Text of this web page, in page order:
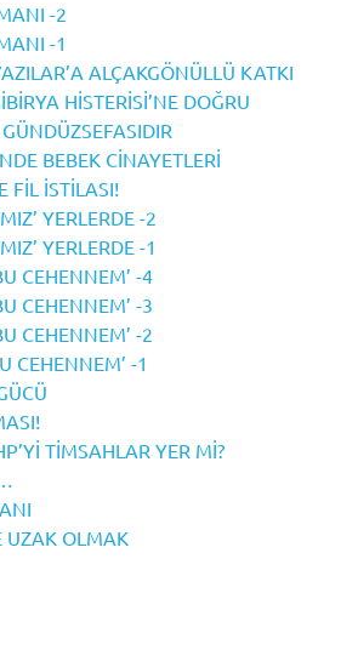
-2
-1
ALÇAKGÖNÜLLÜ KATKI
HİSTERİSİ’NE DOĞRU
BEBEK CİNAYETLERİ
FİL İSTİLASI!
YERLERDE -2
YERLERDE -1
CEHENNEM’ -4
CEHENNEM’ -3
CEHENNEM’ -2
CEHENNEM’ -1
TİMSAHLAR YER Mİ?
UZAK OLMAK